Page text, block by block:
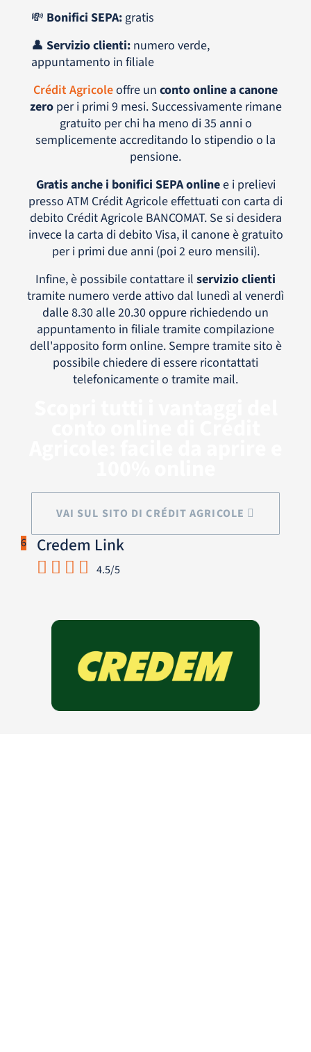
💸 Bonifici SEPA:gratis
👤 Servizio clienti: numero verde,
appuntamento in filiale
Crédit Agricoleoffre un conto online a canone
zeroper i primi 9 mesi. Successivamente rimane
gratuito per chi ha meno di 35 anni o
semplicemente accreditando lo stipendio o la
pensione.
Gratis anche i bonifici SEPA onlinee i prelievi
presso ATM Crédit Agricole effettuati con carta di
debito Crédit Agricole BANCOMAT. Se si desidera
invece la carta di debito Visa, il canone è gratuito
per i primi due anni (poi 2 euro mensili).
Infine, è possibile contattare il servizio clienti
tramite numero verde attivo dal lunedì al venerdì
dalle 8.30 alle 20.30 oppure richiedendo un
appuntamento in filiale tramite compilazione
dell'apposito form online. Sempre tramite sito è
possibile chiedere di essere ricontattati
telefonicamente o tramite mail.
VAI SUL SITO DI CRÉDIT AGRICOLE
6
Credem Link
4.5/5